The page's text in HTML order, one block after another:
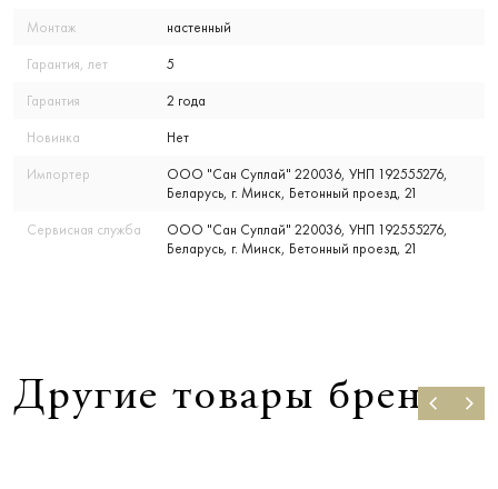
Монтаж настенный
Гарантия, лет 5
Гарантия 2 года
Новинка Нет
Импортер
ООО "Сан Суплай" 220036, УНП 192555276,
Беларусь, г. Минск, Бетонный проезд, 21
Сервисная служба
ООО "Сан Суплай" 220036, УНП 192555276,
Беларусь, г. Минск, Бетонный проезд, 21
Другие товары бренда